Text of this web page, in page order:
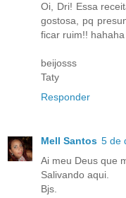
Oi, Dri! Essa
gostosa, pq
ficar ruim!! hahaha
beijosss
Taty
Responder
Mell Santos 5 de
Ai meu Deus que
Salivando aqui.
Bjs.